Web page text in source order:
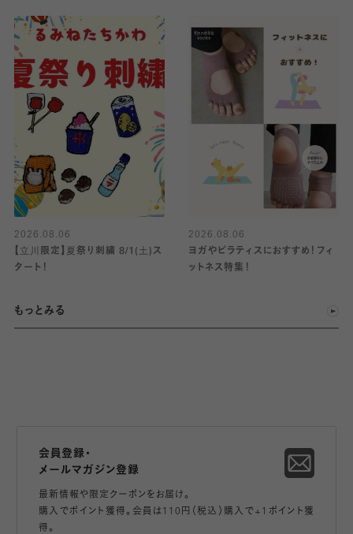
2026.08.06
【立川限定】夏祭り刺繍 8/1(土)ス
タート！
2026.08.06
ヨガやピラティスにおすすめ！フィ
ットネス特集！
もっとみる
会員登録・
メールマガジン登録
最新情報や限定クーポンをお届け。
購入でポイント獲得。会員は110円（税込）購入で+1ポイント獲
得。